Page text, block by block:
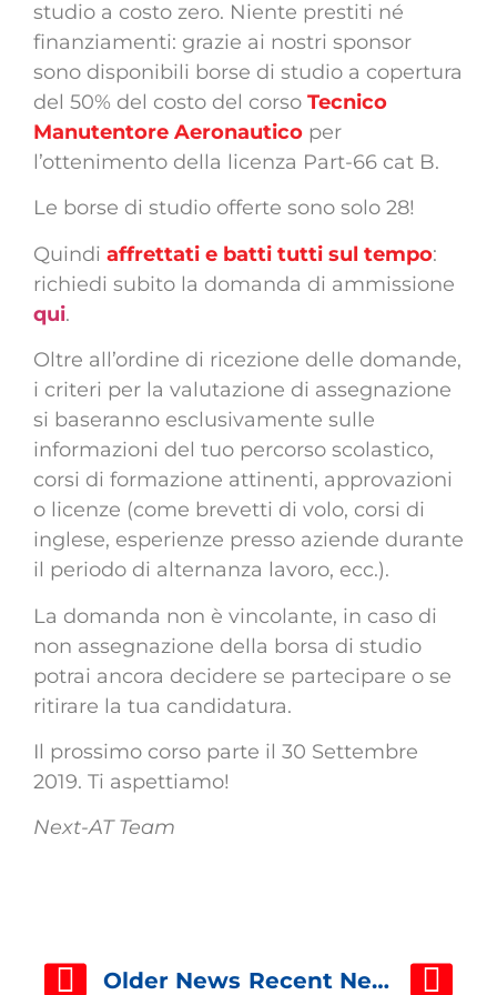
studio a costo zero. Niente prestiti né
finanziamenti: grazie ai nostri sponsor
sono disponibili borse di studio a copertura
del 50% del costo del corso Tecnico
Manutentore Aeronautico per
l’ottenimento della licenza Part-66 cat B.
Le borse di studio offerte sono solo 28!
Quindi affrettati e batti tutti sul tempo:
richiedi subito la domanda di ammissione
qui.
Oltre all’ordine di ricezione delle domande,
i criteri per la valutazione di assegnazione
si baseranno esclusivamente sulle
informazioni del tuo percorso scolastico,
corsi di formazione attinenti, approvazioni
o licenze (come brevetti di volo, corsi di
inglese, esperienze presso aziende durante
il periodo di alternanza lavoro, ecc.).
La domanda non è vincolante, in caso di
non assegnazione della borsa di studio
potrai ancora decidere se partecipare o se
ritirare la tua candidatura.
Il prossimo corso parte il 30 Settembre
2019. Ti aspettiamo!
Next-AT Team
Older News Recent News